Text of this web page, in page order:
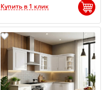
Купить в 1 клик